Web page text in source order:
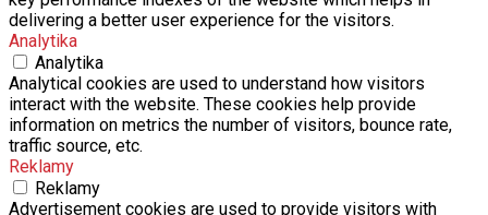
delivering a better user experience for the visitors.
Analytika
Analytika
Analytical cookies are used to understand how visitors
interact with the website. These cookies help provide
information on metrics the number of visitors, bounce rate,
traffic source, etc.
Reklamy
Reklamy
Advertisement cookies are used to provide visitors with